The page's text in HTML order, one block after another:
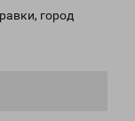
город